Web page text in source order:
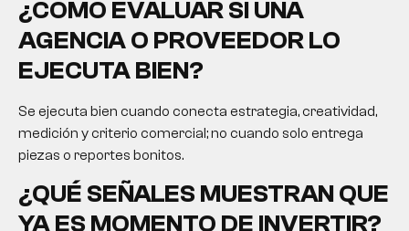
¿CÓMO EVALUAR SI UNA
AGENCIA O PROVEEDOR LO
EJECUTA BIEN?
Se ejecuta bien cuando conecta estrategia, creatividad,
medición y criterio comercial; no cuando solo entrega
piezas o reportes bonitos.
¿QUÉ SEÑALES MUESTRAN QUE
YA ES MOMENTO DE INVERTIR?